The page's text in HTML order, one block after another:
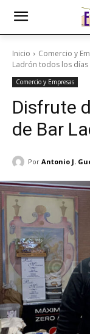
Inicio Comercio y
Ladrón todos los días
Comercio y Empresas
Disfrute
de Bar
Por Antonio J.